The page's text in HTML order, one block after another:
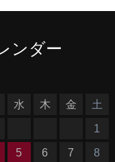
ンダー
水 木 金
土
1
5 6 7 8